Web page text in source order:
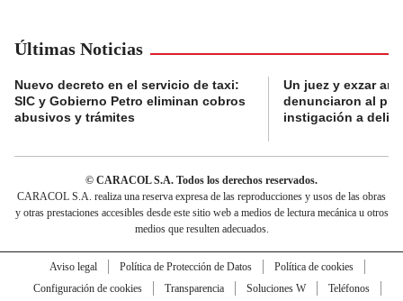
Últimas Noticias
Nuevo decreto en el servicio de taxi:
SIC y Gobierno Petro eliminan cobros
abusivos y trámites
Un juez y exzar
denunciaron al
instigación a
© CARACOL S.A. Todos los derechos reservados.
CARACOL S.A. realiza una reserva expresa de las reproducciones y usos de las obras
y otras prestaciones accesibles desde este sitio web a medios de lectura mecánica u otros
medios que resulten adecuados.
Aviso legal Política de Protección de Datos
Política de cookies
Configuración de cookies
Transparencia Soluciones W
Teléfonos